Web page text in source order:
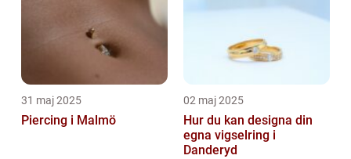
31 maj 2025
Piercing i Malmö
02 maj 2025
Hur du kan designa din
egna vigselring i
Danderyd